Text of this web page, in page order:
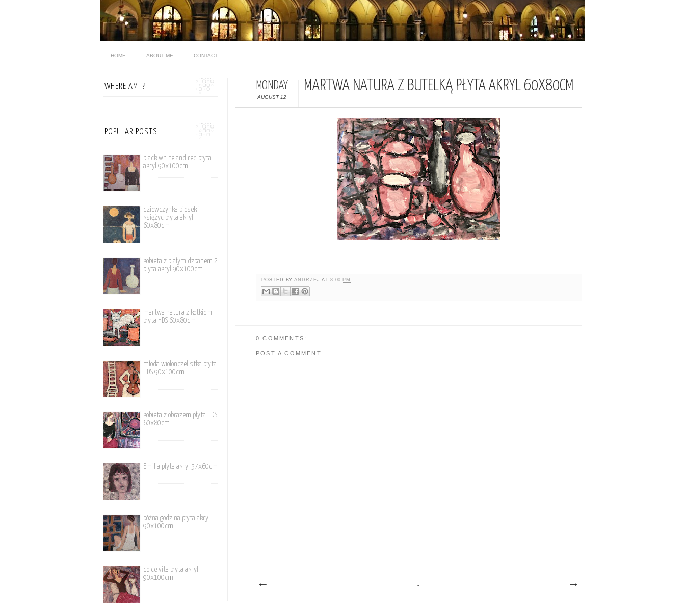
HOME ABOUT ME CONTACT
MONDAY
AUGUST 12
MARTWA NATURA Z BUTELKĄ PŁYTA AKRYL 60X80CM
POSTED BYANDRZEJ AT 8:00 PM
0 COMMENTS:
POST A COMMENT
WHERE AM I?
POPULAR POSTS
black white and red płyta
akryl 90x100cm
dziewczynka piesek i
księżyc płyta akryl
60x80cm
kobieta z białym dzbanem 2
plyta akryl 90x100cm
martwa natura z kotkiem
płyta HDS 60x80cm
młoda wiolonczelistka płyta
HDS 90x100cm
kobieta z obrazem płyta HDS
60x80cm
Emilia płyta akryl 37x60cm
póżna godzina płyta akryl
90x100cm
dolce vita płyta akryl
90x100cm